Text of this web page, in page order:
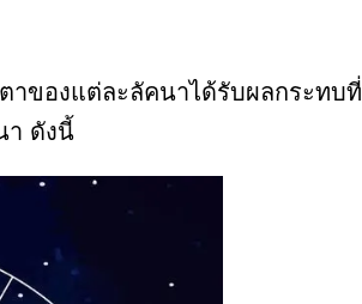
าของแต่ละลัคนาได้รับผลกระทบที่
า ดังนี้